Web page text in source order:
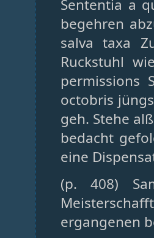
Sententia a
begehren
salva taxa
Ruckstuhl
permissions
octobris
geh. Stehe
bedacht
eine
(p. 408)
ergangenen